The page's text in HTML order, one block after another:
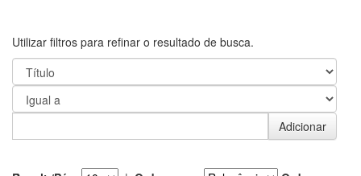
Utilizar filtros para refinar o resultado de busca.